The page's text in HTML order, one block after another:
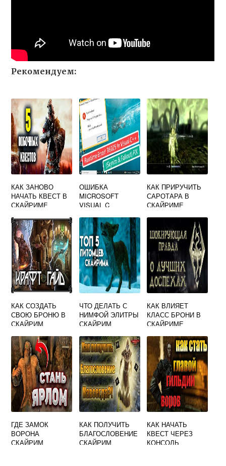
Рекомендуем:
КАК ЗАНОВО
НАЧАТЬ КВЕСТ В
СКАЙРИМЕ
ОШИБКА
MICROSOFT
VISUAL C
SKYRIM
КАК ПРИРУЧИТЬ
САРОТАРА В
СКАЙРИМЕ
КАК СОЗДАТЬ
СВОЮ БРОНЮ В
СКАЙРИМ
ЧТО ДЕЛАТЬ С
НИМФОЙ ЭЛИТРЫ
СКАЙРИМ
КАК ВЛИЯЕТ
КЛАСС БРОНИ В
СКАЙРИМЕ
ГДЕ ЗАМОК
ВОРОНА
СКАЙРИМ
КАК ПОЛУЧИТЬ
БЛАГОСЛОВЕНИЕ
СКАЙРИМ
КАК НАЧАТЬ
КВЕСТ ЧЕРЕЗ
КОНСОЛЬ